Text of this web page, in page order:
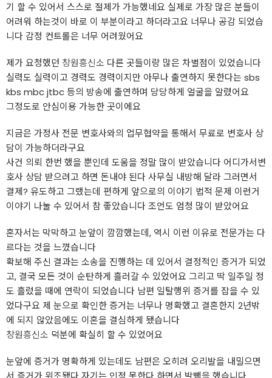
기 할 수 있어서 스스로 절제가 가능했네요 실제로 가장 많은 분들이
어려워 하는것이 바로 이 부분이라고 하더라고요 너무나 공감 되었습
니다 감정 컨트롤은 너무 어려웠어요
제가 요청했던 창원흥신소 다른 곳들이랑 많은 차별점이 있었습니다
실력도 실력이고 경력도 경력이지만 아무나 출연하지 못한다는 sbs
kbs mbc jtbc 등의 방송에 출연하며 당당하게 얼굴을 알렸어요
그정도로 안심이용 가능한 곳이에요
지금은 가정사 전문 변호사와의 업무협약을 통해서 무료로 변호사 상
담이 가능하더라구요
사건 의뢰 한번 했을 뿐인데 도움을 정말 많이 받았습니다 어디가서변
호사 상담 받으려고 하면 돈내야 된다 사무실 내방해 달라 그러면서
결제? 유도하고 그랬는데 편하게 앞으로의 이야기 법적 문제 이런거
이야기 나눌 수 있어서 참 좋았습니다 조언도 엄청 많이 받았어요
혼자서는 막막하고 눈앞이 깜깜했는데, 역시 이런 이유로 전문가는 다
르다는 것을 느꼈습니다
확보해 주신 결과는 소송을 진행하는 데 있어서 결정적인 증거가 되었
고, 결국 모든 것이 순탄하게 흘러갈 수 있었어요 그리고 딱 일주일 정
도 흘렀을 때에 연락이 되었습니다 남편 일탈행위 증거를 잡을 수 있
었다구요 제 눈으로 확인한 증거는 너무나 명확했고 결혼한지 2년밖
에 되지 않았음에도 이혼을 결심하게 됐습니다
창원흥신소 덕분에 확실히 할 수 있었어요
눈앞에 증거가 명확하게 있는데도 남편은 오히려 오리발을 내밀으면